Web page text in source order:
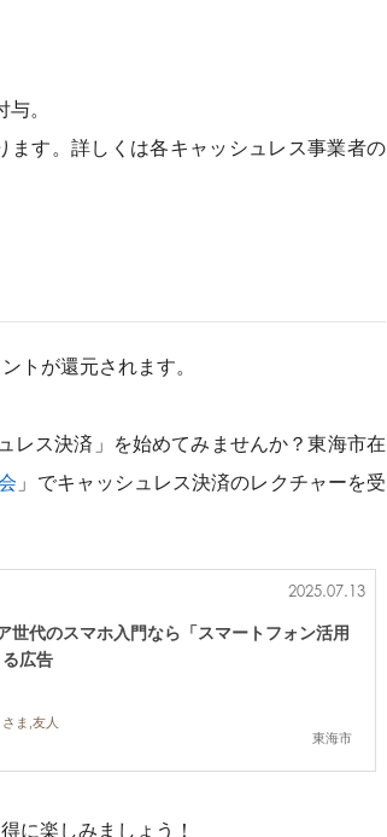
。
す。詳しくは各キャッシュレス事業者の
トが還元されます。
レス決済」を始めてみませんか？東海市在
」でキャッシュレス決済のレクチャーを受
東海市
2025.07.13
世代のスマホ入門なら「スマートフォン活用
広告
ま,友人
に楽しみましょう！